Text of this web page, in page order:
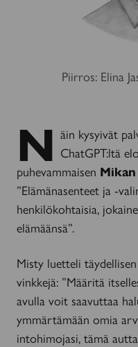
Piirros: Elina
N äin kysyivät
ChatGPT:ltä
puhevammaisen Mikan
”Elämänasenteet ja -
henkilökohtaisia,
elämäänsä”.
Misty luetteli
vinkkejä: ”Määritä
avulla voit saavuttaa
ymmärtämään omia
intohimojasi, tämä